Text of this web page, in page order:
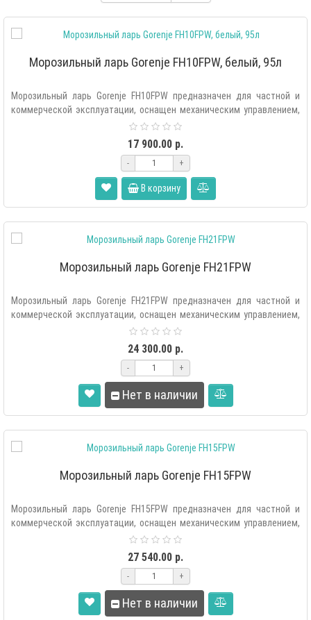
Морозильный ларь Gorenje FH10FPW, белый, 95л
Морозильный ларь Gorenje FH10FPW предназначен для частной и
коммерческой эксплуатации, оснащен механическим управлением,
17 900.00 р.
- +
В корзину
Морозильный ларь Gorenje FH21FPW
Морозильный ларь Gorenje FH21FPW предназначен для частной и
коммерческой эксплуатации, оснащен механическим управлением,
24 300.00 р.
- +
Нет в наличии
Морозильный ларь Gorenje FH15FPW
Морозильный ларь Gorenje FH15FPW предназначен для частной и
коммерческой эксплуатации, оснащен механическим управлением,
27 540.00 р.
- +
Нет в наличии